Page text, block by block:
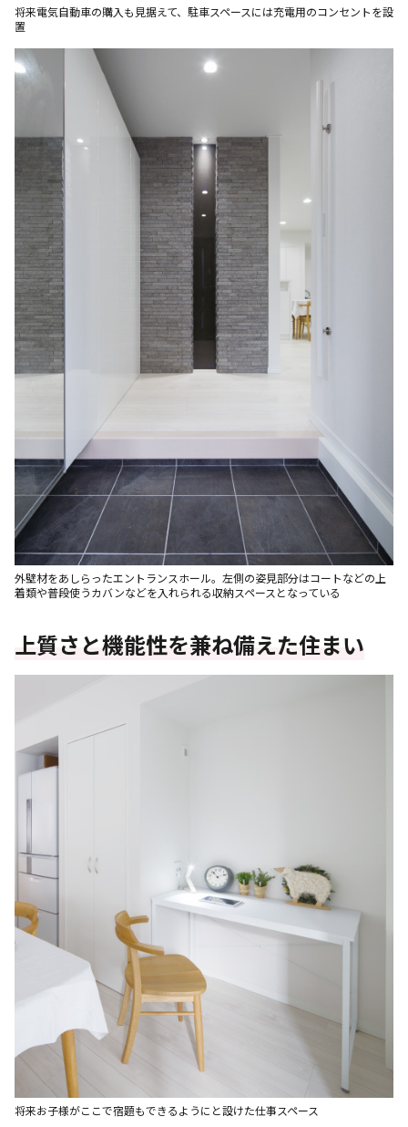
将来電気自動車の購入も見据えて、駐車スペースには充電用のコンセントを設
置
外壁材をあしらったエントランスホール。左側の姿見部分はコートなどの上
着類や普段使うカバンなどを入れられる収納スペースとなっている
上質さと機能性を兼ね備えた住まい
将来お子様がここで宿題もできるようにと設けた仕事スペース